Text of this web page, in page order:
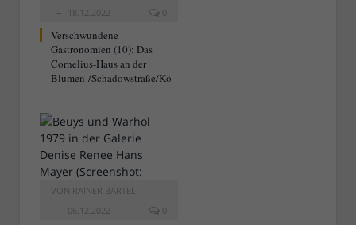
18.12.2022
0
Verschwundene
Gastronomien (10): Das
Cornelius-Haus an der
Blumen-/Schadowstraße/Kö
VON RAINER BARTEL
06.12.2022
0